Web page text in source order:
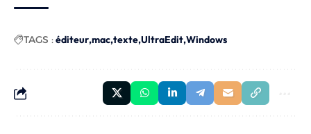
TAGS :éditeur mac texte UltraEdit Windows